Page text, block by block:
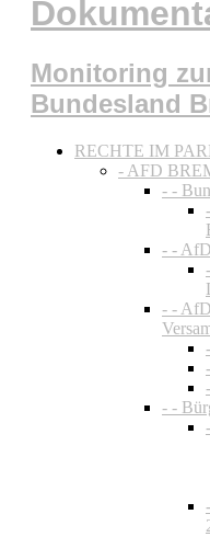
Monitoring
Bundesland
RECHTE IM
- AFD
- -
- -
- -
- -